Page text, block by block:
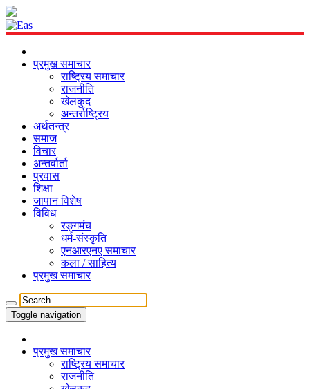
प्रमुख समाचार
राष्ट्रिय समाचार
राजनीति
खेलकुद
अन्तर्राष्ट्रिय
अर्थतन्त्र
समाज
विचार
अन्तर्वार्ता
प्रवास
शिक्षा
जापान विशेष
विविध
रङ्गमंच
धर्म-संस्कृति
एनआरएनए समाचार
कला / साहित्य
प्रमुख समाचार
Toggle navigation
प्रमुख समाचार
राष्ट्रिय समाचार
राजनीति